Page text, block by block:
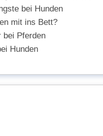
bei Hunden
mit ins Bett?
bei Pferden
Hunden